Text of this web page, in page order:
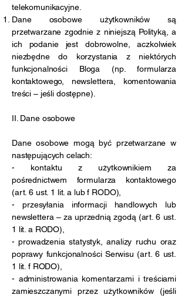
telekomunikacyjne.
Dane osobowe użytkowników są
przetwarzane zgodnie z niniejszą Polityką, a
ich podanie jest dobrowolne, aczkolwiek
niezbędne do korzystania z niektórych
funkcjonalności Bloga (np. formularza
kontaktowego, newslettera, komentowania
treści – jeśli dostępne).
II. Dane osobowe
Dane osobowe mogą być przetwarzane w
następujących celach:
- kontaktu z użytkownikiem za
pośrednictwem formularza kontaktowego
(art. 6 ust. 1 lit. a lub f RODO),
- przesyłania informacji handlowych lub
newslettera – za uprzednią zgodą (art. 6 ust.
1 lit. a RODO),
- prowadzenia statystyk, analizy ruchu oraz
poprawy funkcjonalności Serwisu (art. 6 ust.
1 lit. f RODO),
- administrowania komentarzami i treściami
zamieszczanymi przez użytkowników (jeśli